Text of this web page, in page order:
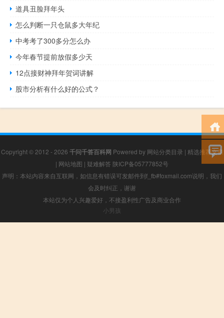
道具丑脸拜年头
怎么判断一只仓鼠多大年纪
中考考了300多分怎么办
今年春节提前放假多少天
12点接财神拜年贺词讲解
股市分析有什么好的公式？
Copyright © 2012 - 2026 千问千答百科网 Powered by 网站分类目录 | 精选推荐文章
| 网站地图 | 疑难解答 陕ICP备05777852号
声明：本站内容来自互联网，如信息有错误可发邮件到f_fb#foxmail.com说明，我们
会及时纠正，谢谢
本站仅为个人兴趣爱好，不接盈利性广告及商业合作
小男孩